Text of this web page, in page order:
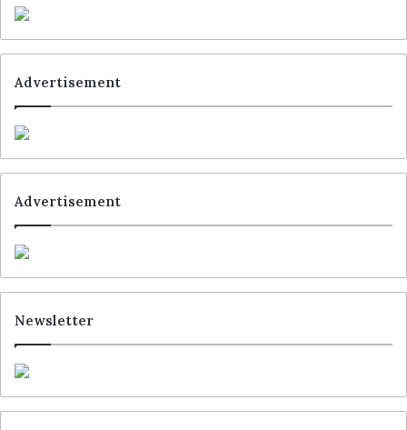
Advertisement
Advertisement
Newsletter